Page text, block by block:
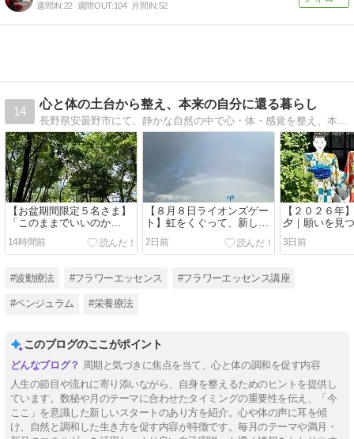
週間IN:22 週間OUT:104 月間IN:52
14
心と体の土台から整え、本来の自分に還る暮らし
長野県安曇野市にて、静かな自然の中で心・体・感覚を整え、本来の自分のリズムに還るための場とサポートを行っています。理由のはっきりしない不調や違和感を、無理なく手放すお手伝いをしています。
【お盆期間限定５名さま】
「このままでいいのか
な？」を整理する夏のリセ
ットセッション
14時間前
【８月８日ライオンズゲー
ト】虹をくぐって、新しい
扉へ｜手放した先に始まる
新しい流れ
2日前
【２０２６年
夕｜願いを見
しい未来へつ
3日前
#波動療法 #フラワーエッセンス #フラワーエッセンス講座
#ペンジュラム #栄養療法
このブログのここがポイント
周期と気づきに焦点を当て、心と体の調和を促す内容
人生の節目や流れに寄り添いながら、自身を整えるためのヒントを提供し
ています。数秘や月のテーマに合わせたタイミングの重要性を伝え、「今
ここ」を意識した新しいスタートのあり方を紹介。心や体の声に耳を傾
け、自然と調和した生き方を促す内容が特徴です。毎月のテーマや満月・